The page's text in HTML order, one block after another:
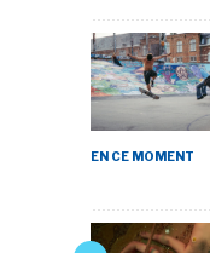
À PROPOS
NOS
SOUTENEZ
EN CE MOMENT